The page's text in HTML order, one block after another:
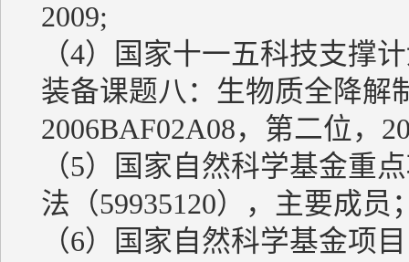
2009;
（4）国家十一五科技支撑
装备课题八：生物质全降解
2006BAF02A08，第二位，
（5）国家自然科学基金重
法（59935120），主要成员
（6）国家自然科学基金项